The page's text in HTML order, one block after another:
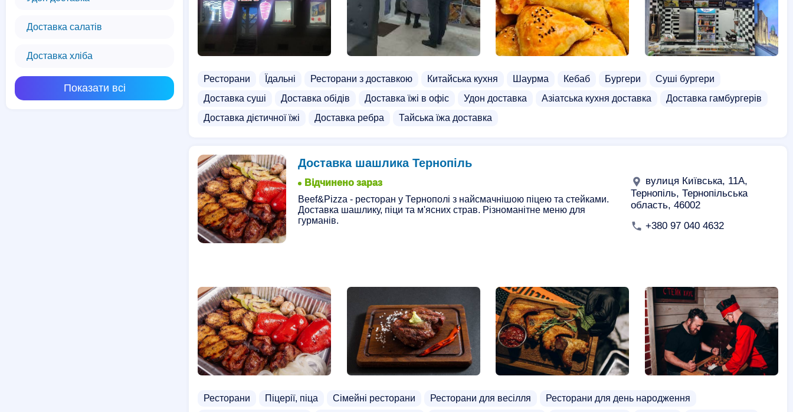
Доставка салатів
Доставка хліба
Показати всі
Ресторани Їдальні Ресторани з доставкою Китайська кухня Шаурма Кебаб Бургери
Суші бургери
Доставка суші
Доставка обідів Доставка їжі в офіс Удон доставка Азіатська кухня доставка
Доставка гамбургерів
Доставка дієтичної їжі
Доставка ребра Тайська їжа доставка
Доставка шашлика Тернопіль
Відчинено зараз
Beef&Pizza - ресторан у Тернополі з найсмачнішою піцею та стейками.
Доставка шашлику, піци та м'ясних страв. Різноманітне меню для
гурманів.
вулиця Київська, 11А,
Тернопіль, Тернопільська
область, 46002
+380 97 040 4632
Ресторани Піцерії, піца Сімейні ресторани Ресторани для весілля
Ресторани для день народження